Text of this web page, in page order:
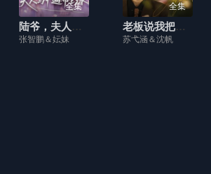
全集
陆爷，夫人马甲遍布全球
张智鹏＆妘妹
全集
老板说我把他的内丹吞了
苏弋涵＆沈帆